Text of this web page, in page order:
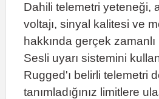
Dahili telemetri yeteneği,
voltajı, sinyal kalitesi ve
hakkında gerçek
Sesli uyarı sistemini
Rugged'ı belirli telemetri
tanımladığınız limitlere